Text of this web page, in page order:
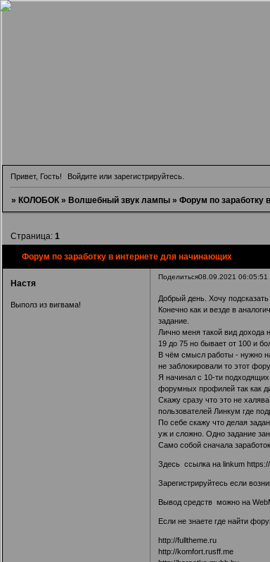
Привет, Гость! Войдите илизарегистрируйтесь
» КОЛОБОК » Волшебный звук лампы » Форум по заработку
Форум по заработку в интернете для начинающих
Страница: 1
Поделиться08.09.2021 06:05:51
Настя
Выполз из вигвама!
Добрый день. Хочу
Конечно как и везде в
задание.
Лично меня такой вид дохода
19 до 75 но бывает от 100 и
В чём смысл работы - нужно
не заблокировали то этот
Я начинал с 10-ти
форумных профилей так как
Скажу сразу что это не
пользователей Линкум где
По себе скажу что делая
уж и сложно. Одно задание
Само собой сначала
Здесь ссылка на linkum
Зарегистрируйтесь если
Вывод средств можно на
Если не знаете где найти
http://fulltheme.ru
http://komfort.rusff.me